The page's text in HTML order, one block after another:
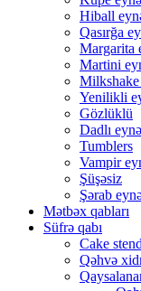
Hiball
Qasırğa
Margarita
Martini
Milkshake
Yenilikli
Gözlüklü
Dadlı
Tumblers
Vampir
Şüşəsiz
Şərab
Mətbəx qabları
Süfrə qabı
Cake
Qəhvə